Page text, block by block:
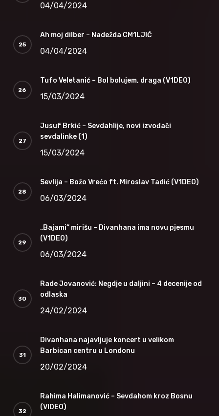
04/04/2024
Ah moj dilber – Nadežda CM1LJIĆ
04/04/2024
Tufo Veletanić – Bol bolujem, draga (V1DEO)
15/03/2024
Jusuf Brkić – Sevdahlije, novi izvođači
sevdalinke (1)
15/03/2024
Sevlija – Božo Vrećo ft. Miroslav Tadić (V1DEO)
06/03/2024
„Bajami“ mirišu – Divanhana ima novu pjesmu
(V1DEO)
06/03/2024
Rade Jovanović: Negdje u daljini – 4 decenije od
odlaska
24/02/2024
Divanhana najavljuje koncert u velikom
Barbican centru u Londonu
20/02/2024
Rahima Halimanović – Sevdahom kroz Bosnu
(VIDEO)